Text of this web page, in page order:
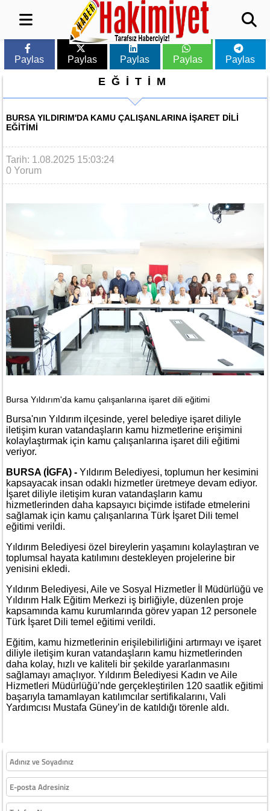
Paylas Paylas Paylas Paylas Paylas
EĞİTİM
BURSA YILDIRIM'DA KAMU ÇALIŞANLARINA IŞARET DILI
EĞITIMI
Tarih: 1.08.2025 15:03:24
0 Yorum
Bursa Yıldırım'da kamu çalışanlarına işaret dili eğitimi
Bursa'nın Yıldırım ilçesinde, yerel belediye işaret diliyle
iletişim kuran vatandaşların kamu hizmetlerine erişimini
kolaylaştırmak için kamu çalışanlarına işaret dili eğitimi
veriyor.
BURSA (İGFA) - Yıldırım Belediyesi, toplumun her kesimini
kapsayacak insan odaklı hizmetler üretmeye devam ediyor.
İşaret diliyle iletişim kuran vatandaşların kamu
hizmetlerinden daha kapsayıcı biçimde istifade etmelerini
sağlamak için kamu çalışanlarına Türk İşaret Dili temel
eğitimi verildi.
Yıldırım Belediyesi özel bireylerin yaşamını kolaylaştıran ve
toplumsal hayata katılımını destekleyen projelerine bir
yenisini ekledi.
Yıldırım Belediyesi, Aile ve Sosyal Hizmetler İl Müdürlüğü ve
Yıldırım Halk Eğitim Merkezi iş birliğiyle, düzenlen proje
kapsamında kamu kurumlarında görev yapan 12 personele
Türk İşaret Dili temel eğitimi verildi.
Eğitim, kamu hizmetlerinin erişilebilirliğini artırmayı ve işaret
diliyle iletişim kuran vatandaşların kamu hizmetlerinden
daha kolay, hızlı ve kaliteli bir şekilde yararlanmasını
sağlamayı amaçlıyor. Yıldırım Belediyesi Kadın ve Aile
Hizmetleri Müdürlüğü’nde gerçekleştirilen 120 saatlik eğitimi
başarıyla tamamlayan katılımcılar sertifikalarını, Vali
Yardımcısı Mustafa Güney’in de katıldığı törenle aldı.